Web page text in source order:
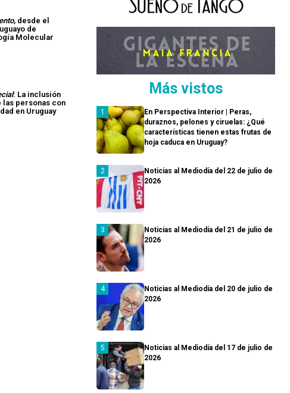
, desde el
de
Molecular
: La inclusión
las personas con
en Uruguay
Más vistos
En Perspectiva Interior | Peras,
duraznos, pelones y ciruelas: ¿Qué
características tienen estas frutas de
hoja caduca en Uruguay?
Noticias al Mediodía del 22 de julio de
2026
Noticias al Mediodía del 21 de julio de
2026
Noticias al Mediodía del 20 de julio de
2026
Noticias al Mediodía del 17 de julio de
2026